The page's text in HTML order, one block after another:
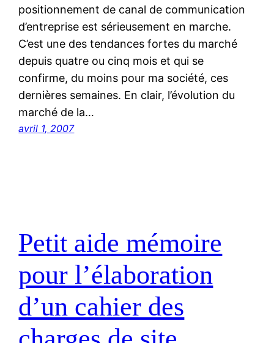
positionnement de canal de communication
d’entreprise est sérieusement en marche.
C’est une des tendances fortes du marché
depuis quatre ou cinq mois et qui se
confirme, du moins pour ma société, ces
dernières semaines. En clair, l’évolution du
marché de la…
avril 1, 2007
Petit aide mémoire
pour l’élaboration
d’un cahier des